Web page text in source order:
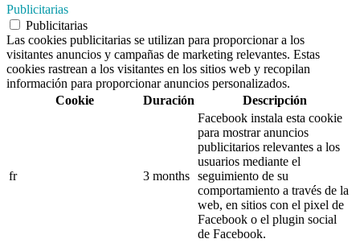
Publicitarias
Publicitarias
Las cookies publicitarias se utilizan para proporcionar a los
visitantes anuncios y campañas de marketing relevantes. Estas
cookies rastrean a los visitantes en los sitios web y recopilan
información para proporcionar anuncios personalizados.
Cookie
Duración Descripción
fr 3 months
Facebook instala esta cookie
para mostrar anuncios
publicitarios relevantes a los
usuarios mediante el
seguimiento de su
comportamiento a través de la
web, en sitios con el pixel de
Facebook o el plugin social
de Facebook.